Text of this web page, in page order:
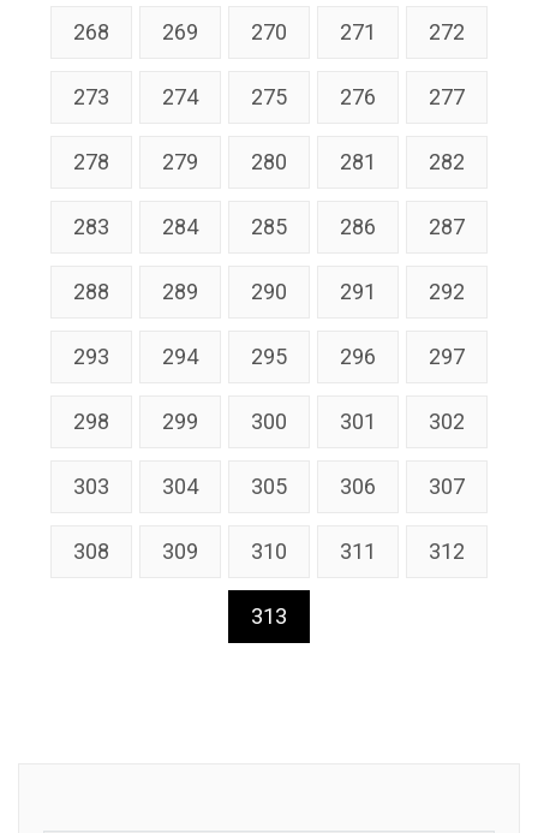
268 269 270 271 272
273 274 275 276 277
278 279 280 281 282
283 284 285 286 287
288 289 290 291 292
293 294 295 296 297
298 299 300 301 302
303 304 305 306 307
308 309 310 311 312
313